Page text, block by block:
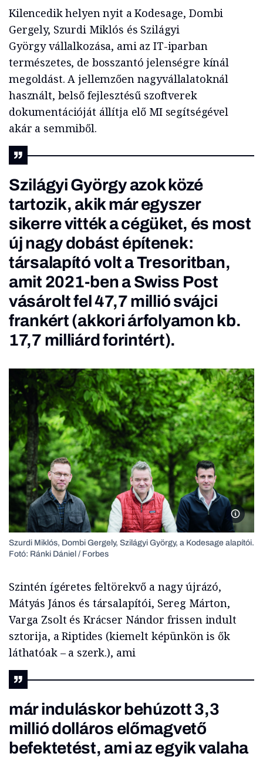
Kilencedik helyen nyit a Kodesage, Dombi
Gergely, Szurdi Miklós és Szilágyi
György vállalkozása, ami az IT-iparban
természetes, de bosszantó jelenségre kínál
megoldást. A jellemzően nagyvállalatoknál
használt, belső fejlesztésű szoftverek
dokumentációját állítja elő MI segítségével
akár a semmiből.
Szilágyi György azok közé
tartozik, akik már egyszer
sikerre vitték a cégüket, és most
új nagy dobást építenek:
társalapító volt a Tresoritban,
amit 2021-bena Swiss Post
vásárolt fel47,7 millió svájci
frankért (akkori árfolyamon kb.
17,7 milliárd forintért).
Szurdi
Szurdi Miklós, Dombi Gergely, Szilágyi György, a Kodesage alapítói.
Fotó: Ránki Dániel / Forbes
Szintén ígéretes feltörekvő a nagy újrázó,
Mátyás János és társalapítói, Sereg Márton,
Varga Zsolt és Krácser Nándor frissen indult
sztorija, a Riptides (kiemelt képünkön is ők
láthatóak – a szerk.), ami
már induláskor behúzott 3,3
millió dolláros előmagvető
befektetést, ami az egyik valaha